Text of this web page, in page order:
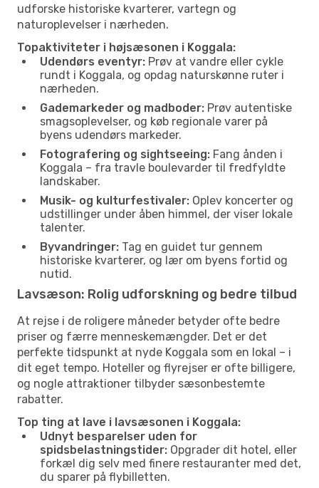
udforske historiske kvarterer, vartegn og
naturoplevelser i nærheden.
Topaktiviteter i højsæsonen i Koggala:
Udendørs eventyr: Prøv at vandre eller cykle
rundt i Koggala, og opdag naturskønne ruter i
nærheden.
Gademarkeder og madboder: Prøv autentiske
smagsoplevelser, og køb regionale varer på
byens udendørs markeder.
Fotografering og sightseeing: Fang ånden i
Koggala – fra travle boulevarder til fredfyldte
landskaber.
Musik- og kulturfestivaler: Oplev koncerter og
udstillinger under åben himmel, der viser lokale
talenter.
Byvandringer: Tag en guidet tur gennem
historiske kvarterer, og lær om byens fortid og
nutid.
Lavsæson: Rolig udforskning og bedre tilbud
At rejse i de roligere måneder betyder ofte bedre
priser og færre menneskemængder. Det er det
perfekte tidspunkt at nyde Koggala som en lokal – i
dit eget tempo. Hoteller og flyrejser er ofte billigere,
og nogle attraktioner tilbyder sæsonbestemte
rabatter.
Top ting at lave i lavsæsonen i Koggala:
Udnyt besparelser uden for
spidsbelastningstider: Opgrader dit hotel, eller
forkæl dig selv med finere restauranter med det,
du sparer på flybilletten.